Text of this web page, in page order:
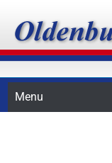
content
Menu